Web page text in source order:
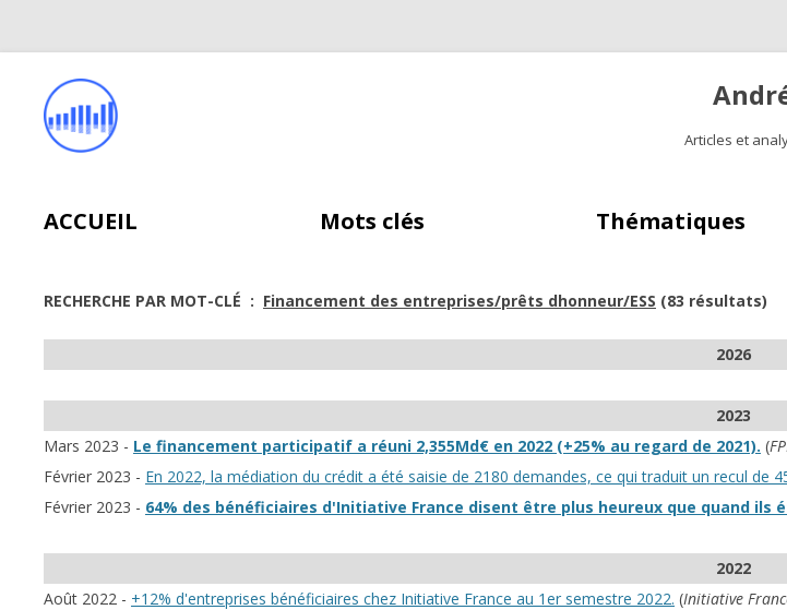
Articles et
ACCUEIL Mots clés Thématiques
RECHERCHE PAR MOT-CLÉ : Financement des entreprises/prêts dhonneur/ESS (83 résultats)
2026
2023
Mars 2023 - Le financement participatif a réuni 2,355Md€ en 2022 (+25% au regard de 2021). (
Février 2023 - En 2022, la médiation du crédit a été saisie de 2180 demandes, ce qui traduit un recul de
Février 2023 - 64% des bénéficiaires d'Initiative France disent être plus heureux que quand ils
2022
Août 2022 - +12% d'entreprises bénéficiaires chez Initiative France au 1er semestre 2022. (Initiative